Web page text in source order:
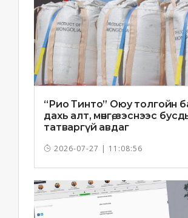
“Рио Тинто” Оюу толгойн
дахь алт, мөнгө, зэснээс
татваргүй авдаг
2026-07-27 | 11:08:56